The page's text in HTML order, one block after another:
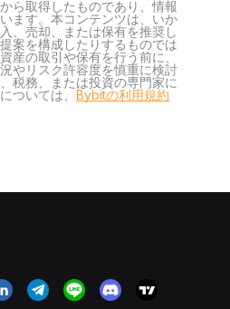
ら取得したものであり、情報
ます。本コンテンツは、いか
、売却、または保有を推奨し
案を構成したりするものでは
産の取引や保有を行う前に、
やリスク許容度を慎重に検討
税務、または投資の専門家に
ついては、 Bybitの利用規約